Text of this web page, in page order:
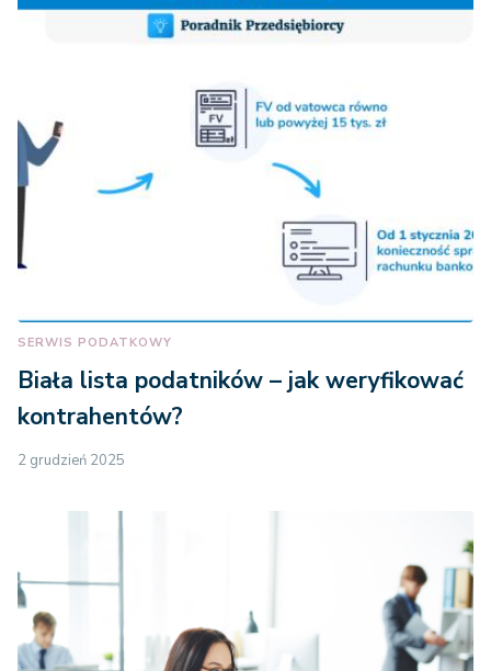
SERWIS PODATKOWY
Biała lista podatników – jak weryfikować
kontrahentów?
2 grudzień 2025